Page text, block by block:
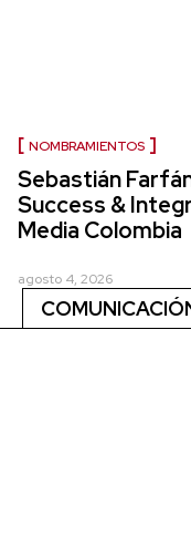
NOMBRAMIENTOS
Sebastián
Success &
Media Colombia
agosto 4, 2026